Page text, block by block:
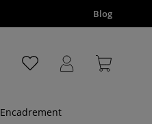
Blog
Encadrement